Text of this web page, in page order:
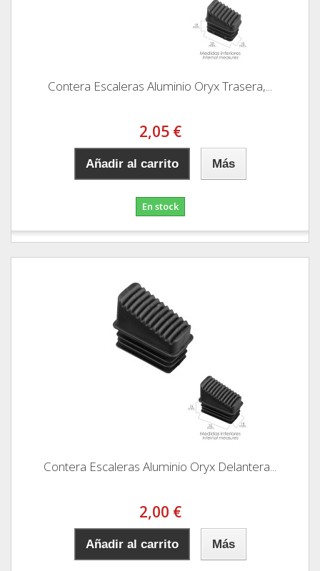
Contera Escaleras Aluminio Oryx Trasera,...
2,05 €
Añadir al carrito Más
En stock
Contera Escaleras Aluminio Oryx Delantera...
2,00 €
Añadir al carrito Más